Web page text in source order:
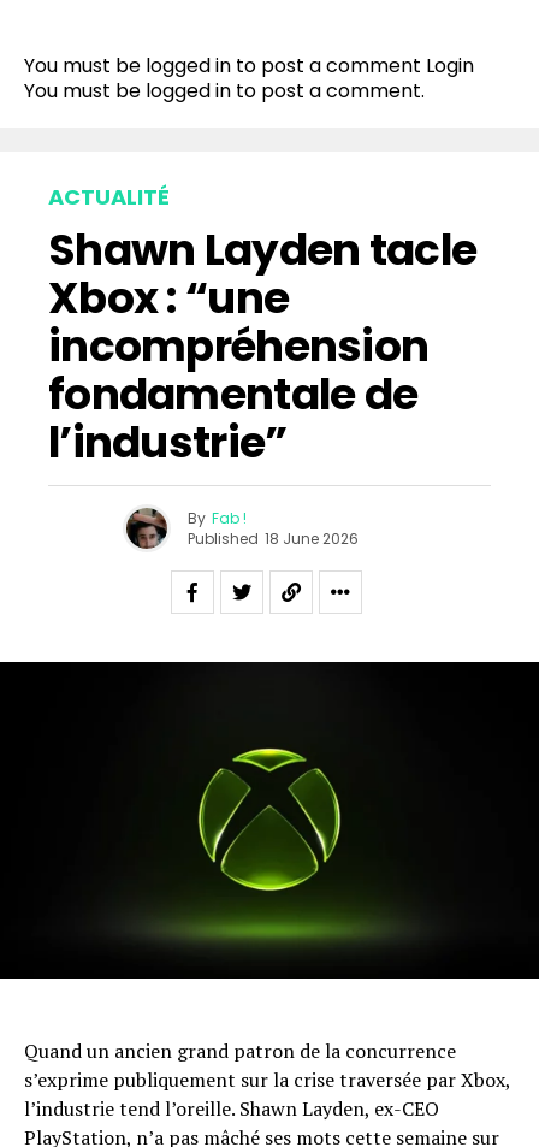
You must be logged in to post a comment Login
You must be logged in to post a comment.
ACTUALITÉ
Shawn Layden tacle
Xbox : “une
incompréhension
fondamentale de
l’industrie”
By Fab !
Published 18 June 2026
Quand un ancien grand patron de la concurrence
s’exprime publiquement sur la crise traversée par Xbox,
l’industrie tend l’oreille. Shawn Layden, ex-CEO
PlayStation, n’a pas mâché ses mots cette semaine sur